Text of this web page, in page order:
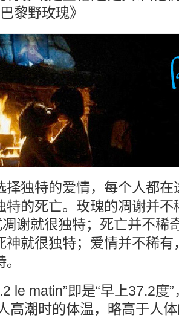
巴黎野玫瑰》
择独特的爱情，每个人都在
特的死亡。玫瑰的凋谢并
凋谢就很独特；死亡并不稀
就很独特； 爱情并不稀有
le matin”即是“早上37.2度
高潮时的体温，略高于人